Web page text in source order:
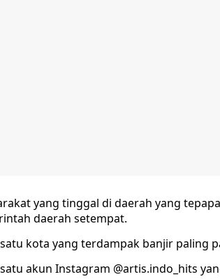
yang tinggal di daerah yang
daerah setempat.
kota yang terdampak banjir paling
akun Instagram @artis.indo_hits